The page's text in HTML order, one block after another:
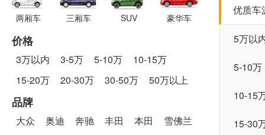
两厢车 三厢车 SUV 豪华车
价格
3万以内 3-5万 5-10万
10-15万
15-20万
20-30万 30-50万 50万以上
品牌
大众 奥迪 奔驰 丰田 本田
雪佛兰
优质车
5万以
5-10万
10-15
15-30